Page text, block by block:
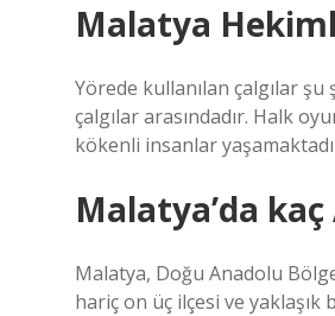
Malatya
Yörede kullanılan çalgılar
çalgılar arasındadır. Halk
kökenli insanlar
Malatya’da
Malatya, Doğu Anadolu
hariç on üç ilçesi ve yaklaşık